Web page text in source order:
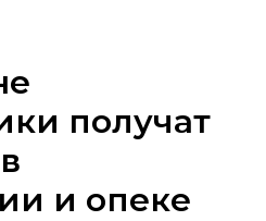
получат
и опеке